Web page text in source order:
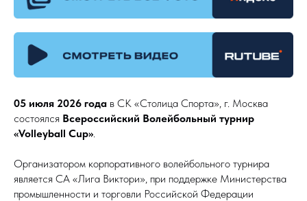
05 июля 2026 года в СК «Столица Спорта», г. Москва
состоялся Всероссийский Волейбольный турнир
«Volleyball Cup»
Организатором корпоративного волейбольного турнира
является СА «Лига Виктори», при поддержке Министерства
промышленности и торговли Российской Федерации